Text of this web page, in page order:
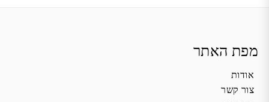
מפת האתר
אודות
צור קשר